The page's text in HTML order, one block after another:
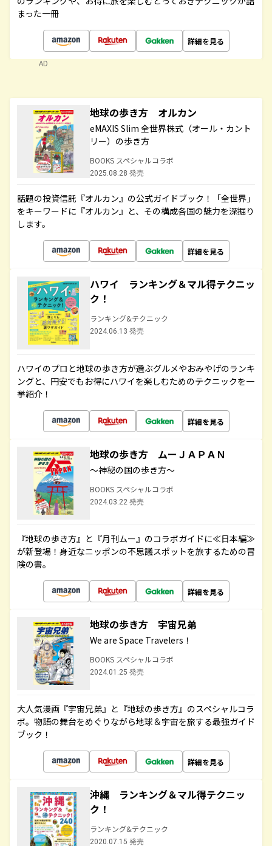
まった一冊
詳細を見る
AD
地球の歩き方 オルカン
eMAXIS Slim 全世界株式（オール・カント
リー）の歩き方
BOOKS スペシャルコラボ
2025.08.28 発売
話題の投資信託『オルカン』の公式ガイドブック！「全世界」
をキーワードに『オルカン』と、その構成各国の魅力を深掘り
します。
詳細を見る
ハワイ ランキング＆マル得テクニッ
ク！
ランキング&テクニック
2024.06.13 発売
ハワイのプロと地球の歩き方が選ぶグルメやおみやげのランキ
ングと、円安でもお得にハワイを楽しむためのテクニックを一
挙紹介！
詳細を見る
地球の歩き方 ムーＪＡＰＡＮ
～神秘の国の歩き方～
BOOKS スペシャルコラボ
2024.03.22 発売
『地球の歩き方』と『月刊ムー』のコラボガイドに≪日本編≫
が新登場！身近なニッポンの不思議スポットを旅するための冒
険の書。
詳細を見る
地球の歩き方 宇宙兄弟
We are Space Travelers！
BOOKS スペシャルコラボ
2024.01.25 発売
大人気漫画『宇宙兄弟』と『地球の歩き方』のスペシャルコラ
ボ。物語の舞台をめぐりながら地球＆宇宙を旅する最強ガイド
ブック！
詳細を見る
沖縄 ランキング＆マル得テクニッ
ク！
ランキング&テクニック
2020.07.15 発売